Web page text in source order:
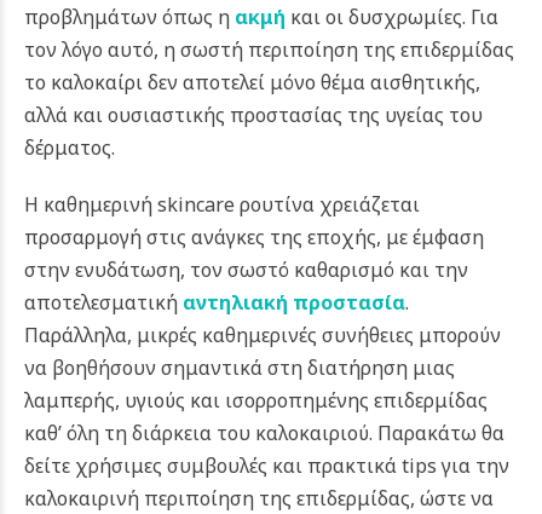
προβλημάτων όπως η ακμή και οι δυσχρωμίες. Για
τον λόγο αυτό, η σωστή περιποίηση της επιδερμίδας
το καλοκαίρι δεν αποτελεί μόνο θέμα αισθητικής,
αλλά και ουσιαστικής προστασίας της υγείας του
δέρματος.
Η καθημερινή skincare ρουτίνα χρειάζεται
προσαρμογή στις ανάγκες της εποχής, με έμφαση
στην ενυδάτωση, τον σωστό καθαρισμό και την
αποτελεσματική αντηλιακή προστασία.
Παράλληλα, μικρές καθημερινές συνήθειες μπορούν
να βοηθήσουν σημαντικά στη διατήρηση μιας
λαμπερής, υγιούς και ισορροπημένης επιδερμίδας
καθ’ όλη τη διάρκεια του καλοκαιριού. Παρακάτω θα
δείτε χρήσιμες συμβουλές και πρακτικά tips για την
καλοκαιρινή περιποίηση της επιδερμίδας, ώστε να